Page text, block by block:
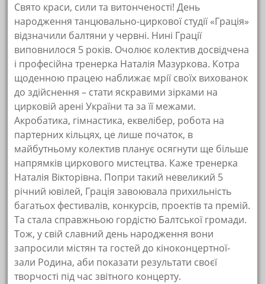
Свято краси, сили та витонченості! День
народження танцювально-циркової студії «Грація»
відзначили балтяни у червні. Нині Грації
виповнилося 5 років. Очолює колектив досвідчена
і професійна тренерка Наталія Мазуркова. Котра
щоденною працею наближає мрії своїх вихованок
до здійснення – стати яскравими зірками на
цирковій арені України та за її межами.
Акробатика, гімнастика, еквелібер, робота на
партерних кільцях, це лише початок, в
майбутньому колектив планує осягнути ще більше
напрямків циркового мистецтва. Каже тренерка
Наталія Вікторівна. Попри такий невеликий 5
річний ювілей, Грація завоювала прихильність
багатьох фестивалів, конкурсів, проектів та премій.
Та стала справжньою гордістю Балтської громади.
Тож, у свій славний день народження вони
запросили містян та гостей до кіноконцертної-
зали Родина, аби показати результати своєї
творчості під час звітного концерту.